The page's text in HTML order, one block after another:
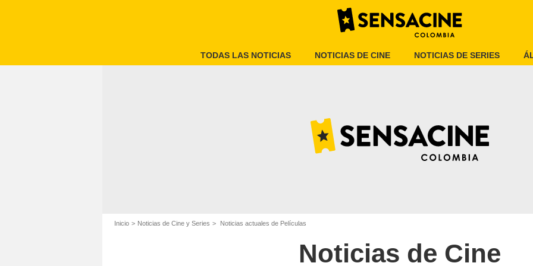
TODAS LAS NOTICIAS NOTICIAS DE CINE NOTICIAS DE SERIES
Inicio Noticias de Cine y Series Noticias actuales de Películas
Noticias de Cine